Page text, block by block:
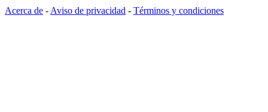
Acerca de - Aviso de privacidad - Términos y condiciones